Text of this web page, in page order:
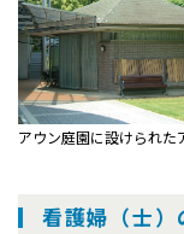
アウン庭園に設けられた
看護婦（士）